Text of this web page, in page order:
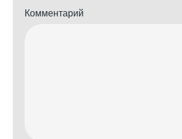
Комментарий